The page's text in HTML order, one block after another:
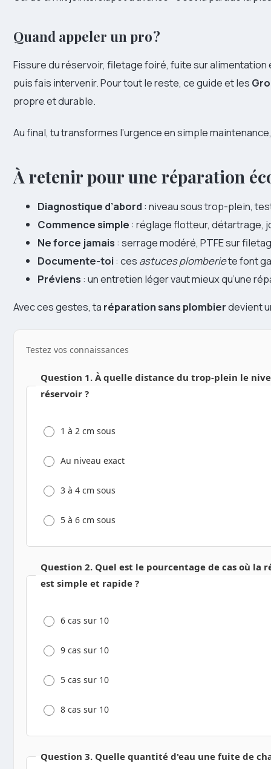
Quand appeler un pro ?
Fissure du réservoir, filetage foiré, fuite sur alimentation
puis fais intervenir. Pour tout le reste, ce guide et les
propre et durable.
Au final, tu transformes l’urgence en simple
À retenir pour une réparation
Diagnostique d’abord : niveau sous trop-plein,
Commence simple : réglage flotteur, détartrage,
Ne force jamais : serrage modéré, PTFE sur
Documente-toi : ces astuces plomberiete font
Préviens : un entretien léger vaut mieux qu’une
Avec ces gestes, ta réparation sans plombierdevient
Testez vos connaissances
Question 1. À quelle distance du trop-plein le
réservoir ?
1 à 2 cm sous
Au niveau exact
3 à 4 cm sous
5 à 6 cm sous
Question 2. Quel est le pourcentage de cas où la
est simple et rapide ?
6 cas sur 10
9 cas sur 10
5 cas sur 10
8 cas sur 10
Question 3. Quelle quantité d'eau une fuite de